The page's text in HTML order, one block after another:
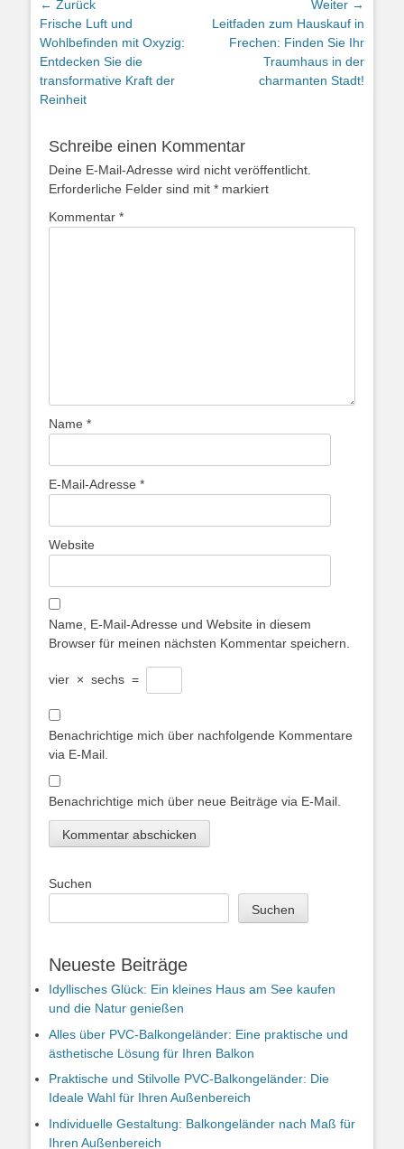
Beitragsnavigation
← Zurück
Vorheriger
Beitrag:
Frische Luft und
Wohlbefinden mit Oxyzig:
Entdecken Sie die
transformative Kraft der
Reinheit
Weiter →
Nächster
Beitrag:
Leitfaden zum Hauskauf in
Frechen: Finden Sie Ihr
Traumhaus in der
charmanten Stadt!
Schreibe einen Kommentar
Deine E-Mail-Adresse wird nicht veröffentlicht.
Erforderliche Felder sind mit * markiert
Kommentar *
Name *
E-Mail-Adresse *
Website
Name, E-Mail-Adresse und Website in diesem
Browser für meinen nächsten Kommentar speichern.
vier × sechs =
Benachrichtige mich über nachfolgende Kommentare
via E-Mail.
Benachrichtige mich über neue Beiträge via E-Mail.
Suchen
Suchen
Neueste Beiträge
Idyllisches Glück: Ein kleines Haus am See kaufen
und die Natur genießen
Alles über PVC-Balkongeländer: Eine praktische und
ästhetische Lösung für Ihren Balkon
Praktische und Stilvolle PVC-Balkongeländer: Die
Ideale Wahl für Ihren Außenbereich
Individuelle Gestaltung: Balkongeländer nach Maß für
Ihren Außenbereich